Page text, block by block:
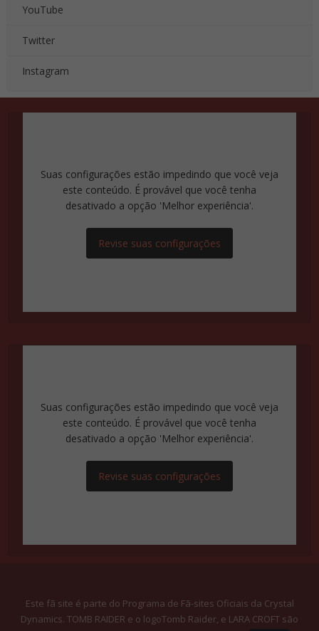
YouTube
Twitter
Instagram
Suas configurações estão impedindo que você veja
este conteúdo. É provável que você tenha
desativado a opção 'Melhor experiência'.
Revise suas configurações
Suas configurações estão impedindo que você veja
este conteúdo. É provável que você tenha
desativado a opção 'Melhor experiência'.
Revise suas configurações
Este fã site é parte do Programa de Fã-sites Oficiais da Crystal
Dynamics. TOMB RAIDER e o logoTomb Raider, e LARA CROFT são